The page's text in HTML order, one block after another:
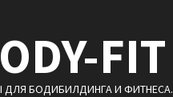
FIT
ДЛЯ БОДИБИЛДИНГА И ФИТНЕСА.